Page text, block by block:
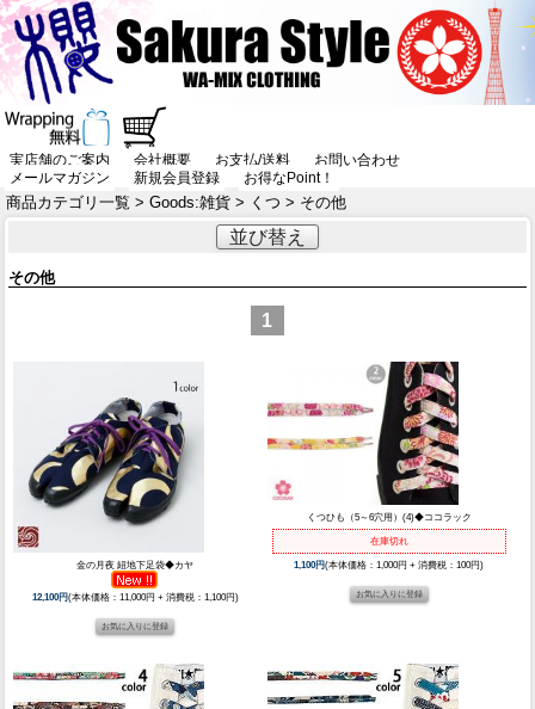
実店舗のご案内 会社概要 お支払/送料
お問い合わせ
メールマガジン
新規会員登録 お得なPoint！
商品カテゴリ一覧 > Goods:雑貨 > くつ > その他
並び替え
その他
1
金の月夜 紐地下足袋◆カヤ
12,100円(本体価格：11,000円 + 消費税：1,100円)
くつひも（5～6穴用）(4)◆ココラック
在庫切れ
1,100円(本体価格：1,000円 + 消費税：100円)